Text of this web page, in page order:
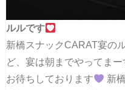
ルルです
新橋スナックCARAT宴の
ど、宴は朝までやってま
お待ちしております
新